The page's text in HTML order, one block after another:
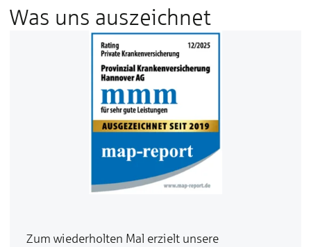
Was uns auszeichnet
Zum wiederholten Mal erzielt unsere